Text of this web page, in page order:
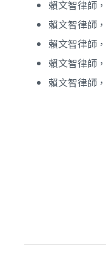
賴文智律師，
賴文智律師，
賴文智律師，
賴文智律師，
賴文智律師，